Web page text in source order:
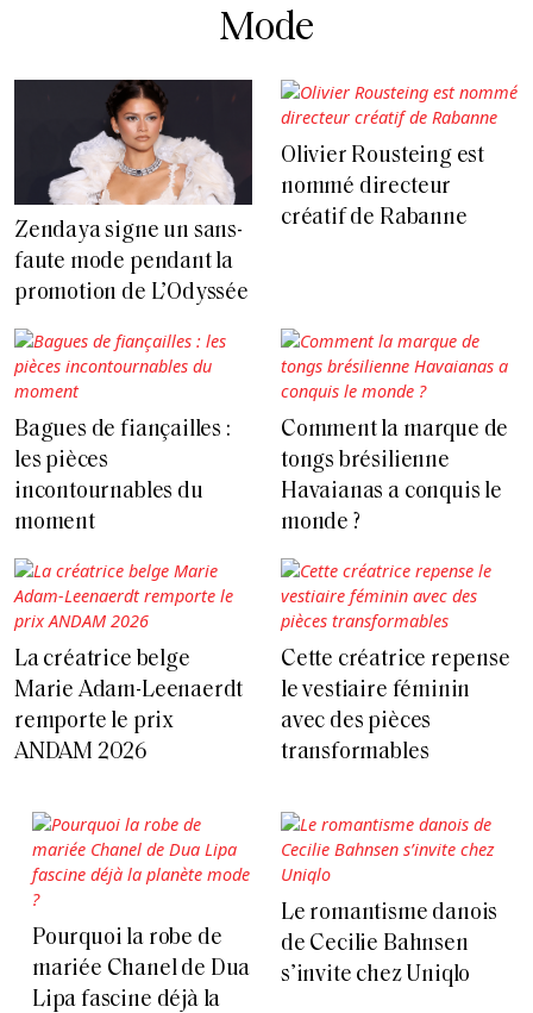
Mode
Zendaya signe un sans-
faute mode pendant la
promotion de L’Odyssée
Olivier Rousteing est
nommé directeur
créatif de Rabanne
Bagues de fiançailles :
les pièces
incontournables du
moment
Comment la marque de
tongs brésilienne
Havaianas a conquis le
monde ?
La créatrice belge
Marie Adam-Leenaerdt
remporte le prix
ANDAM 2026
Cette créatrice repense
le vestiaire féminin
avec des pièces
transformables
Pourquoi la robe de
mariée Chanel de Dua
Lipa fascine déjà la
Le romantisme danois
de Cecilie Bahnsen
s’invite chez Uniqlo